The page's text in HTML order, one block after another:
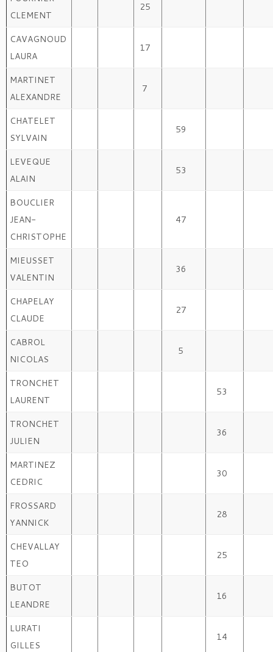
CLEMENT
25
CAVAGNOUD
LAURA
17
MARTINET
ALEXANDRE
7
CHATELET
SYLVAIN
59
LEVEQUE
ALAIN
53
BOUCLIER
JEAN-
CHRISTOPHE
47
MIEUSSET
VALENTIN
36
CHAPELAY
CLAUDE
27
CABROL
NICOLAS
5
TRONCHET
LAURENT
53
TRONCHET
JULIEN
36
MARTINEZ
CEDRIC
30
FROSSARD
YANNICK
28
CHEVALLAY
TEO
25
BUTOT
LEANDRE
16
LURATI
GILLES
14